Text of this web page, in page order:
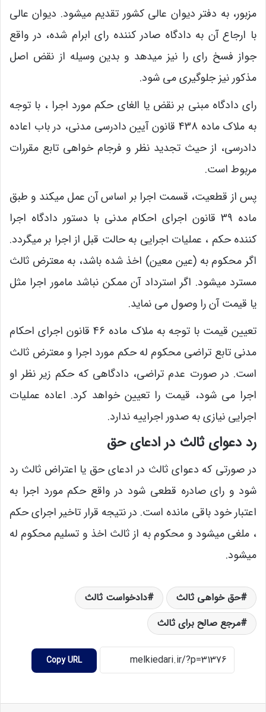
مزبور، به دفتر دیوان عالی کشور تقدیم میشود. دیوان عالی
با ارجاع آن به دادگاه صادر کننده رای ابرام شده، در واقع
جواز فسخ رای را نیز میدهد و بدین وسیله از نقض اصل
مذکور نیز جلوگیری می شود.
رای دادگاه مبنی بر نقض یا الغای حکم مورد اجرا ، با توجه
به ملاک ماده 438 قانون آیین دادرسی مدنی، در باب اعاده
دادرسی، از حیث تجدید نظر و فرجام خواهی تابع مقررات
مربوط است.
پس از قطعیت، قسمت اجرا بر اساس آن عمل میکند و طبق
ماده 39 قانون اجرای احکام مدنی با دستور دادگاه اجرا
کننده حکم ، عملیات اجرایی به حالت قبل از اجرا بر میگردد.
اگر محکوم به (عین معین) اخذ شده باشد، به معترض ثالث
مسترد میشود. اگر استرداد آن ممکن نباشد مامور اجرا مثل
یا قیمت آن را وصول می نماید.
تعیین قیمت با توجه به ملاک ماده 46 قانون اجرای احکام
مدنی تابع تراضی محکوم له حکم مورد اجرا و معترض ثالث
است. در صورت عدم تراضی، دادگاهی که حکم زیر نظر او
اجرا می شود، قیمت را تعیین خواهد کرد. اعاده عملیات
اجرایی نیازی به صدور اجراییه ندارد.
رد دعوای ثالث در ادعای حق
در صورتی که دعوای ثالث در ادعای حق یا اعتراض ثالث رد
شود و رای صادره قطعی شود در واقع حکم مورد اجرا به
اعتبار خود باقی مانده است. در نتیجه قرار تاخیر اجرای حکم
، ملغی میشود و محکوم به از ثالث اخذ و تسلیم محکوم له
میشود.
حق خواهی ثالث
دادخواست ثالث
مرجع صالح برای ثالث
Copy URL